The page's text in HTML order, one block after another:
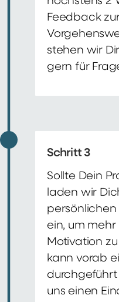
Feedback
stehen wir
gern für
Schritt 3
Sollte Dein
laden wir
ein, um
Motivation
kann vorab
uns einen